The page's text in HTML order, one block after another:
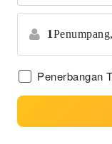
1Penumpang,
Penerbangan